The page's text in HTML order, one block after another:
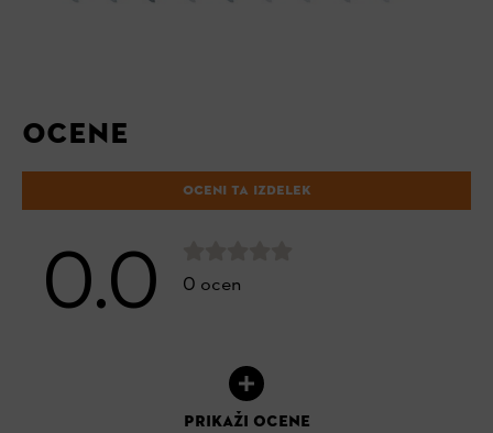
OCENE
OCENI TA IZDELEK
0.0 0 ocen
PRIKAŽI OCENE